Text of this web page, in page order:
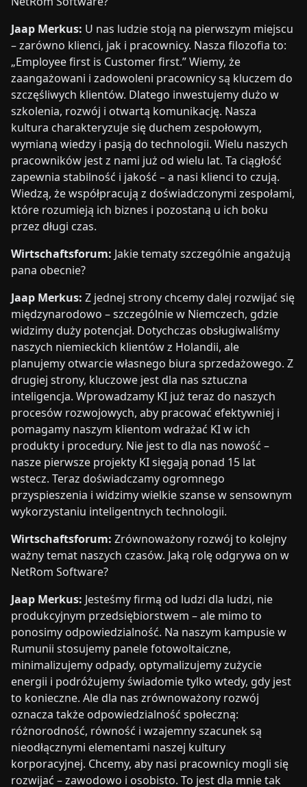
Jaap Merkus: U nas ludzie stoją na pierwszym miejscu
– zarówno klienci, jak i pracownicy. Nasza filozofia to:
„Employee first is Customer first.” Wiemy, że
zaangażowani i zadowoleni pracownicy są kluczem do
szczęśliwych klientów. Dlatego inwestujemy dużo w
szkolenia, rozwój i otwartą komunikację. Nasza
kultura charakteryzuje się duchem zespołowym,
wymianą wiedzy i pasją do technologii. Wielu naszych
pracowników jest z nami już od wielu lat. Ta ciągłość
zapewnia stabilność i jakość – a nasi klienci to czują.
Wiedzą, że współpracują z doświadczonymi zespołami,
które rozumieją ich biznes i pozostaną u ich boku
przez długi czas.
Wirtschaftsforum: Jakie tematy szczególnie angażują
pana obecnie?
Jaap Merkus: Z jednej strony chcemy dalej rozwijać się
międzynarodowo – szczególnie w Niemczech, gdzie
widzimy duży potencjał. Dotychczas obsługiwaliśmy
naszych niemieckich klientów z Holandii, ale
planujemy otwarcie własnego biura sprzedażowego. Z
drugiej strony, kluczowe jest dla nas sztuczna
inteligencja. Wprowadzamy KI już teraz do naszych
procesów rozwojowych, aby pracować efektywniej i
pomagamy naszym klientom wdrażać KI w ich
produkty i procedury. Nie jest to dla nas nowość –
nasze pierwsze projekty KI sięgają ponad 15 lat
wstecz. Teraz doświadczamy ogromnego
przyspieszenia i widzimy wielkie szanse w sensownym
wykorzystaniu inteligentnych technologii.
Wirtschaftsforum: Zrównoważony rozwój to kolejny
ważny temat naszych czasów. Jaką rolę odgrywa on w
NetRom Software?
Jaap Merkus: Jesteśmy firmą od ludzi dla ludzi, nie
produkcyjnym przedsiębiorstwem – ale mimo to
ponosimy odpowiedzialność. Na naszym kampusie w
Rumunii stosujemy panele fotowoltaiczne,
minimalizujemy odpady, optymalizujemy zużycie
energii i podróżujemy świadomie tylko wtedy, gdy jest
to konieczne. Ale dla nas zrównoważony rozwój
oznacza także odpowiedzialność społeczną:
różnorodność, równość i wzajemny szacunek są
nieodłącznymi elementami naszej kultury
korporacyjnej. Chcemy, aby nasi pracownicy mogli się
rozwijać – zawodowo i osobisto. To jest dla mnie tak